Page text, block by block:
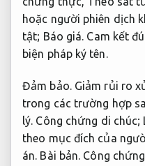
hoặc người phiên dịch
tật; Báo giá. Cam kết
biện pháp ký tên.
Đảm bảo. Giảm rủi ro
trong các trường hợp
lý. Công chứng di chúc;
theo mục đích của
án. Bài bản. Công